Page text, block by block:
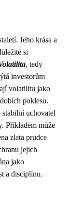
Jeho krása a
si
, tedy
investorům
volatilitu jako
poklesu.
uchovatel
Příkladem může
zlata prudce
jejich
jako
a disciplínu.